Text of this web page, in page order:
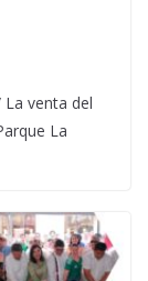
venta del
La